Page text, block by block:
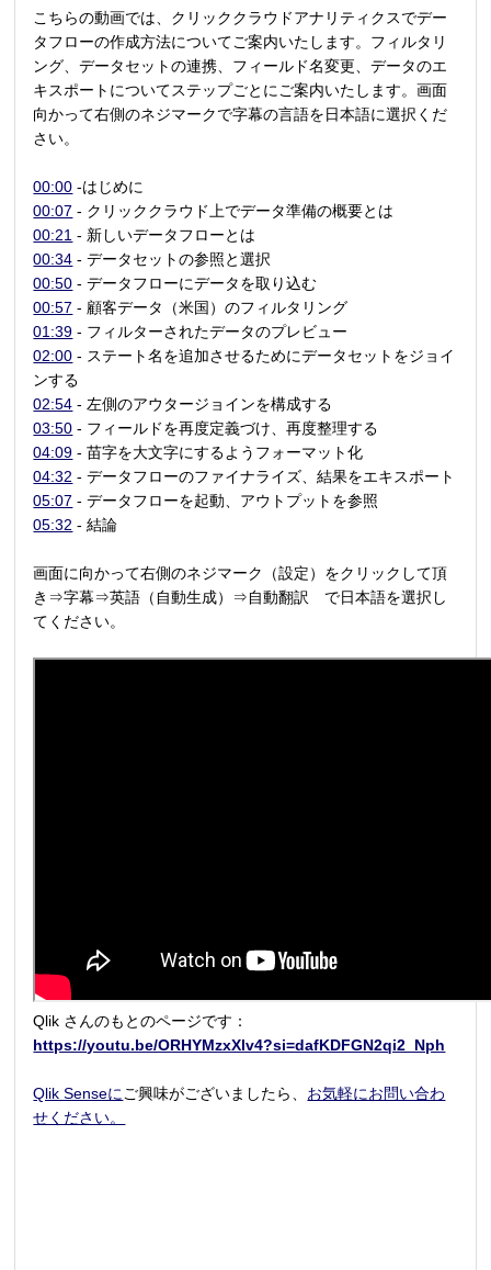
こちらの動画では、クリッククラウドアナリティクスでデー
タフローの作成方法についてご案内いたします。フィルタリ
ング、データセットの連携、フィールド名変更、データのエ
キスポートについてステップごとにご案内いたします。画面
向かって右側のネジマークで字幕の言語を日本語に選択くだ
さい。
00:00 -はじめに
00:07 - クリッククラウド上でデータ準備の概要とは
00:21 - 新しいデータフローとは
00:34 - データセットの参照と選択
00:50 - データフローにデータを取り込む
00:57 - 顧客データ（米国）のフィルタリング
01:39 - フィルターされたデータのプレビュー
02:00 - ステート名を追加させるためにデータセットをジョイ
ンする
02:54 - 左側のアウタージョインを構成する
03:50 - フィールドを再度定義づけ、再度整理する
04:09 - 苗字を大文字にするようフォーマット化
04:32 - データフローのファイナライズ、結果をエキスポート
05:07 - データフローを起動、アウトプットを参照
05:32 - 結論
画面に向かって右側のネジマーク（設定）をクリックして頂
き⇒字幕⇒英語（自動生成）⇒自動翻訳 で日本語を選択し
てください。
Qlik さんのもとのページです：
https://youtu.be/ORHYMzxXlv4?si=dafKDFGN2qi2_Nph
Qlik Senseに ご興味がございましたら、 お気軽にお問い合わ
せください。